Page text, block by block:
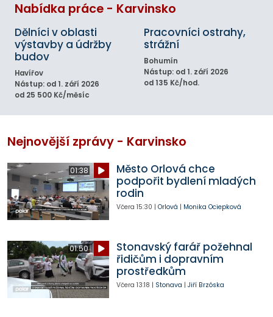
Nabídka práce - Karvinsko
Dělníci v oblasti
výstavby a údržby
budov
Havířov
Nástup: od 1. září 2026
od 25 500 Kč/měsíc
Pracovníci ostrahy,
strážní
Bohumín
Nástup: od 1. září 2026
od 135 Kč/hod.
Nejnovější zprávy - Karvinsko
01:38
Město Orlová chce
podpořit bydlení mladých
rodin
Včera 15:30 | Orlová | Monika Ociepková
01:50
Stonavský farář požehnal
řidičům i dopravním
prostředkům
Včera 13:18 | Stonava | Jiří Brzóska